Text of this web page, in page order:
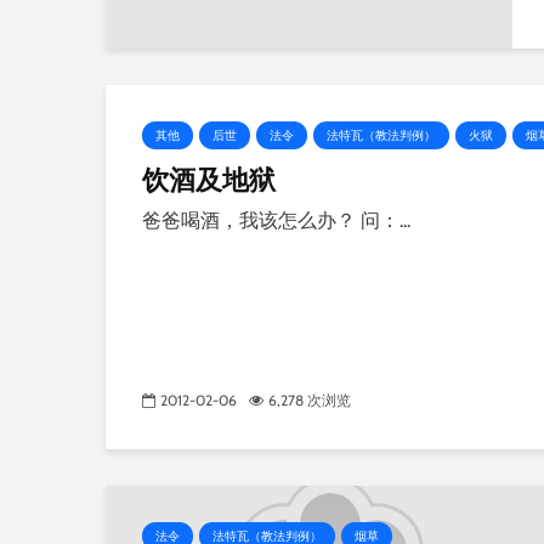
其他 后世 法令 法特瓦（教法判例） 火狱 烟
饮酒及地狱
爸爸喝酒，我该怎么办？ 问：...
2012-02-06 6,278 次浏览
法令 法特瓦（教法判例） 烟草